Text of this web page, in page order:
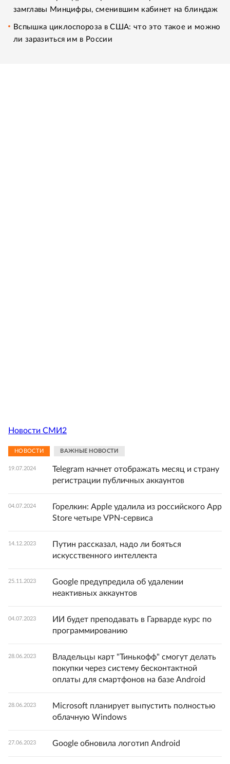
замглавы Минцифры, сменившим кабинет на блиндаж
Вспышка циклоспороза в США: что это такое и можно
ли заразиться им в России
Новости СМИ2
НОВОСТИ ВАЖНЫЕ НОВОСТИ
19.07.2024
Telegram начнет отображать месяц и страну
регистрации публичных аккаунтов
04.07.2024
Горелкин: Apple удалила из российского App
Store четыре VPN-сервиса
14.12.2023
Путин рассказал, надо ли бояться
искусственного интеллекта
25.11.2023
Google предупредила об удалении
неактивных аккаунтов
04.07.2023
ИИ будет преподавать в Гарварде курс по
программированию
28.06.2023
Владельцы карт "Тинькофф" смогут делать
покупки через систему бесконтактной
оплаты для смартфонов на базе Android
28.06.2023
Microsoft планирует выпустить полностью
облачную Windows
27.06.2023 Google обновила логотип Android